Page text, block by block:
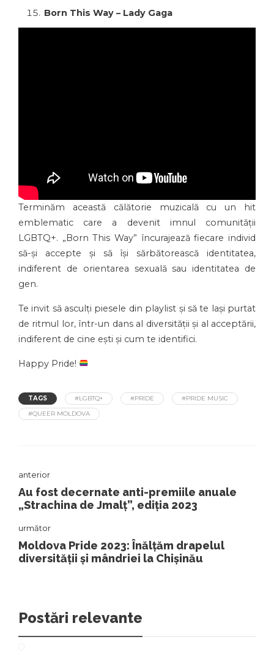
Born This Way – Lady Gaga
Terminăm această călătorie muzicală cu un hit
emblematic care a devenit imnul comunității
LGBTQ+. „Born This Way” încurajează fiecare individ
să-și accepte și să își sărbătorească identitatea,
indiferent de orientarea sexuală sau identitatea de
gen.
Te invit să asculți piesele din playlist și să te lași purtat
de ritmul lor, într-un dans al diversității și al acceptării,
indiferent de cine ești și cum te identifici.
Happy Pride!
TAGS #LGBTQ+ #PRIDE
#PRIDE MUSIC
#QUEER MOLDOVA
anterior
Au fost decernate anti-premiile anuale
„Strachina de Jmalț”, ediția 2023
următor
Moldova Pride 2023: Înălțăm drapelul
diversității și mândriei la Chișinău
Postări relevante